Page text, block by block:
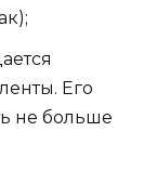
Его
не больше